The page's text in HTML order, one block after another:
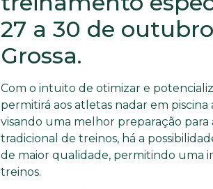
27 a 30 de
Grossa.
Com o intuito de otimizar e
permitirá aos atletas nadar em
visando uma melhor preparação para
tradicional de treinos, há a
de maior qualidade, permitindo uma
treinos.